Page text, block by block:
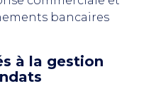
bancaires
à la gestion